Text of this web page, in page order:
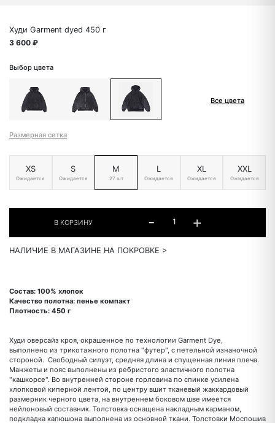
Худи Garment dyed 450 г
3 600 ₽
Выбор цвета
Все цвета
Размерная сетка
XS
Ожидается
S
Ожидается
M
27 шт
L
Ожидается
XL
Ожидается
XXL
Ожидается
НАЛИЧИЕ В МАГАЗИНЕ НА ПОКРОВКЕ >
Состав: 100% хлопок
Качество полотна: пенье компакт
Плотность: 450 г
Худи оверсайз кроя, окрашенное по технологии Garment Dye,
выполнено из трикотажного полотна "футер", с петельной изнаночной
стороной. Свободный силуэт, средняя длина и спущенная линия плеча.
Манжеты и пояс выполнены из ребристого эластичного полотна
"кашкорсе". Во внутренней стороне горловина по спинке усилена
хлопковой киперной лентой, по центру вшит тканевый жаккардовый
размерник черного цвета, на внутреннем боковом шве имеется
нейлоновый составник. Толстовка оснащена накладным карманом,
подкладка капюшона выполнена из основной ткани. Толстовки Моспошив